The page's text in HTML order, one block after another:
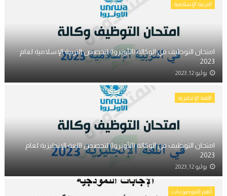
التربية الإسلامية
امتحان التوظيف في الوكالة (الأونروا) لتخصص التربية الإسلامية لعام
2023
يوليو 12, 2023
اللغة الإنجليزية
امتحان التوظيف في الوكالة (الأونروا) لتخصص اللغة الإنجليزية لعام
2023
يوليو 12, 2023
أهم الموضوعات